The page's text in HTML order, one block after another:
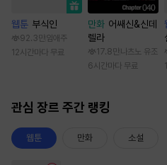
웹툰 부식인
92.3만 임애주
12시간마다 무료
만화 어쌔신&신데
렐라
17.8만 나츠노 유조
6시간마다 무료
관심 장르 주간 랭킹
웹툰 만화 소설